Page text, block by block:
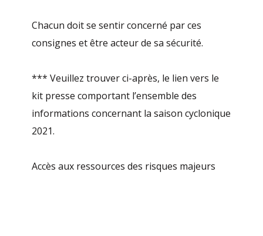
Chacun doit se sentir concerné par ces
consignes et être acteur de sa sécurité.
*** Veuillez trouver ci-après, le lien vers le
kit presse comportant l’ensemble des
informations concernant la saison cyclonique
2021.
Accès aux ressources des risques majeurs